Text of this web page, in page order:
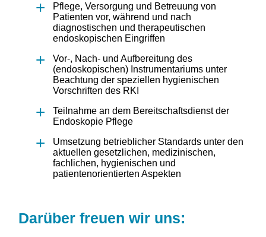
Pflege, Versorgung und Betreuung von
Patienten vor, während und nach
diagnostischen und therapeutischen
endoskopischen Eingriffen
Vor-, Nach- und Aufbereitung des
(endoskopischen) Instrumentariums unter
Beachtung der speziellen hygienischen
Vorschriften des RKI
Teilnahme an dem Bereitschaftsdienst der
Endoskopie Pflege
Umsetzung betrieblicher Standards unter den
aktuellen gesetzlichen, medizinischen,
fachlichen, hygienischen und
patientenorientierten Aspekten
Darüber freuen wir uns: